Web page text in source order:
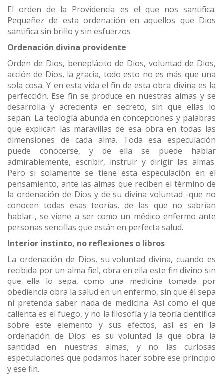
El orden de la Providencia es el que nos santifica.
Pequeñez de esta ordenación en aquellos que Dios
santifica sin brillo y sin esfuerzos
Ordenación divina providente
Orden de Dios, beneplácito de Dios, voluntad de Dios,
acción de Dios, la gracia, todo esto no es más que una
sola cosa. Y en esta vida el fin de esta obra divina es la
perfección. Ese fin se produce en nuestras almas y se
desarrolla y acrecienta en secreto, sin que ellas lo
sepan. La teología abunda en concepciones y palabras
que explican las maravillas de esa obra en todas las
dimensiones de cada alma. Toda esa especulación
puede conocerse, y de ella se puede hablar
admirablemente, escribir, instruir y dirigir las almas.
Pero si solamente se tiene esta especulación en el
pensamiento, ante las almas que reciben el término de
la ordenación de Dios y de su divina voluntad -que no
conocen todas esas teorías, de las que no sabrían
hablar-, se viene a ser como un médico enfermo ante
personas sencillas que están en perfecta salud.
Interior instinto, no reflexiones o libros
La ordenación de Dios, su voluntad divina, cuando es
recibida por un alma fiel, obra en ella este fin divino sin
que ella lo sepa, como una medicina tomada por
obediencia obra la salud en un enfermo, sin que él sepa
ni pretenda saber nada de medicina. Así como el que
calienta es el fuego, y no la filosofía y la teoría científica
sobre este elemento y sus efectos, así es en la
ordenación de Dios: es su voluntad la que obra la
santidad en nuestras almas, y no las curiosas
especulaciones que podamos hacer sobre ese principio
y ese fin.